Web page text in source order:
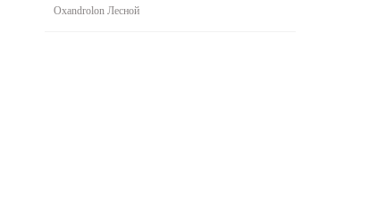
Oxandrolon Лесной